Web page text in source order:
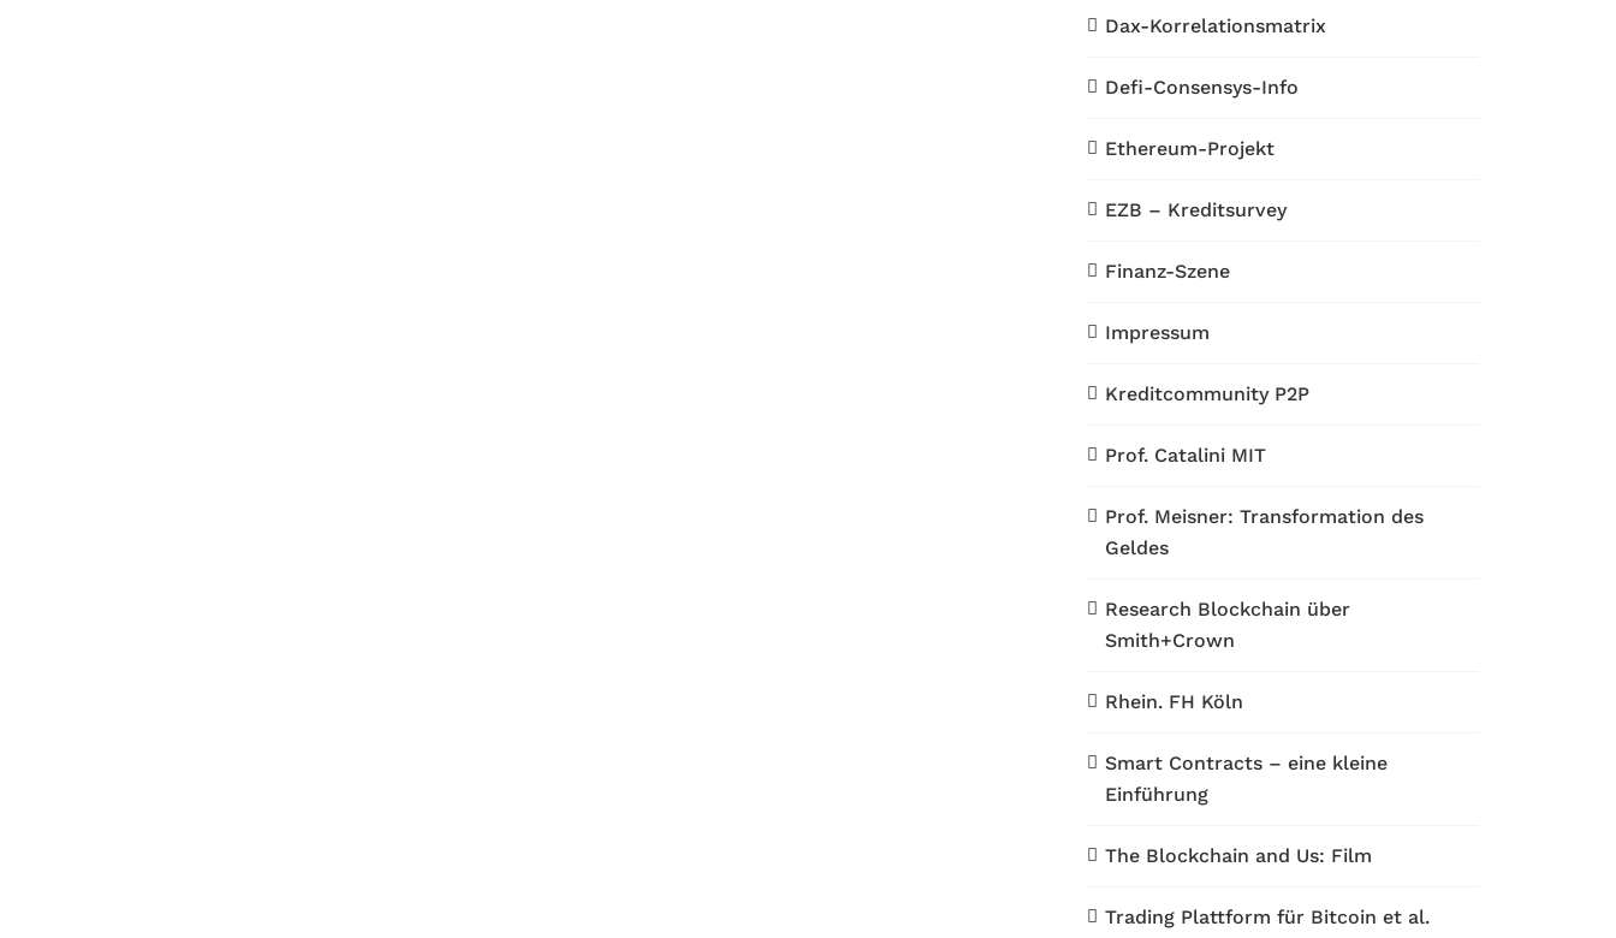
Dax-Korrelationsmatrix
Defi-Consensys-Info
Ethereum-Projekt
EZB – Kreditsurvey
Finanz-Szene
Impressum
Kreditcommunity P2P
Prof. Catalini MIT
Prof. Meisner: Transformation des
Geldes
Research Blockchain über
Smith+Crown
Rhein. FH Köln
Smart Contracts – eine kleine
Einführung
The Blockchain and Us: Film
Trading Plattform für Bitcoin et al.